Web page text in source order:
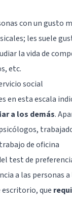
con un gusto
les suele
la vida de
etc.
social
en esta escala
a los demás.
de oficina
test de
a las personas
que